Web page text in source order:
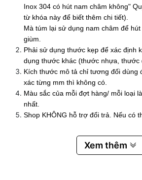
Inox 304 có hút nam châm không"
từ khóa này để biết thêm chi tiết).
Mà túm lại sử dụng nam châm để
giùm.
Phải sử dụng thước kẹp để xác định
dụng thước khác (thước nhựa, thước
Kích thước mô tả chỉ tương đối dùng
xác từng mm thì không có.
Màu sắc của mỗi đợt hàng/ mỗi loại
nhất.
Shop KHÔNG hỗ trợ đổi trả. Nếu có
Xem thêm